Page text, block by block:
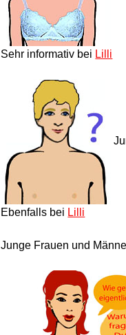
Sehr informativ bei Lilli
Ebenfalls bei Lilli
Junge Frauen und